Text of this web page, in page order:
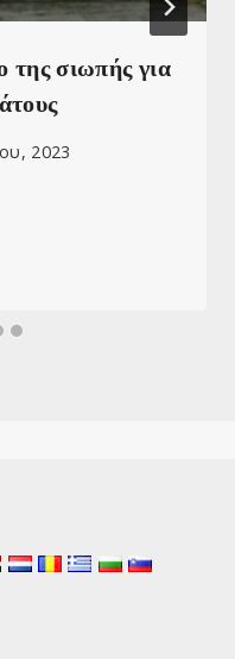
της σιωπής για
2023